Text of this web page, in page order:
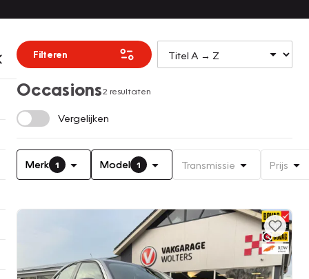
Filteren
Occasions2 resultaten
Vergelijken
Merk 1 Model 1 Transmissie Prijs